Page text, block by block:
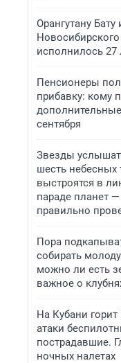
Орангутану Бату
исполнилось 27
Пенсионеры
прибавку: кому
сентября
Звезды
шесть небесных
выстроятся в
параде планет —
правильно
Пора
собирать
можно ли есть
важное о
На Кубани
атаки
пострадавшие.
ночных налетах